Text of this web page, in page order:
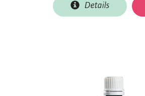
Details